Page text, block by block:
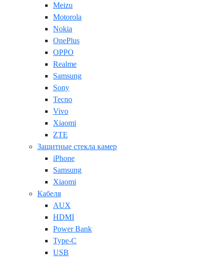
Meizu
Motorola
Nokia
OnePlus
OPPO
Realme
Samsung
Sony
Tecno
Vivo
Xiaomi
ZTE
Защитные стекла камер
iPhone
Samsung
Xiaomi
Кабеля
AUX
HDMI
Power Bank
Type-C
USB